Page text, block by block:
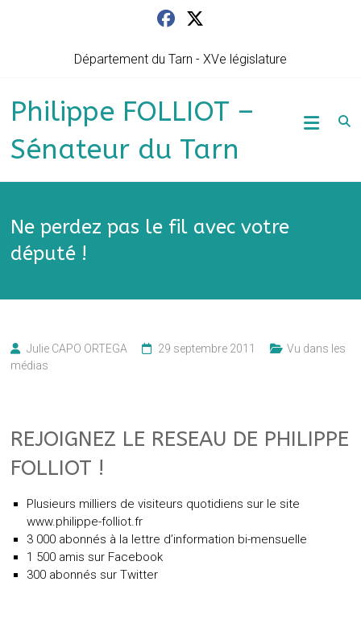
Département du Tarn - XVe législature
Philippe FOLLIOT –
Sénateur du Tarn
Ne perdez pas le fil avec votre
député !
Julie CAPO ORTEGA 29 septembre 2011
Vu dans les
médias
REJOIGNEZ LE RESEAU DE PHILIPPE
FOLLIOT !
Plusieurs milliers de visiteurs quotidiens sur le site
www.philippe-folliot.fr
3 000 abonnés à la lettre d’information bi-mensuelle
1 500 amis sur Facebook
300 abonnés sur Twitter